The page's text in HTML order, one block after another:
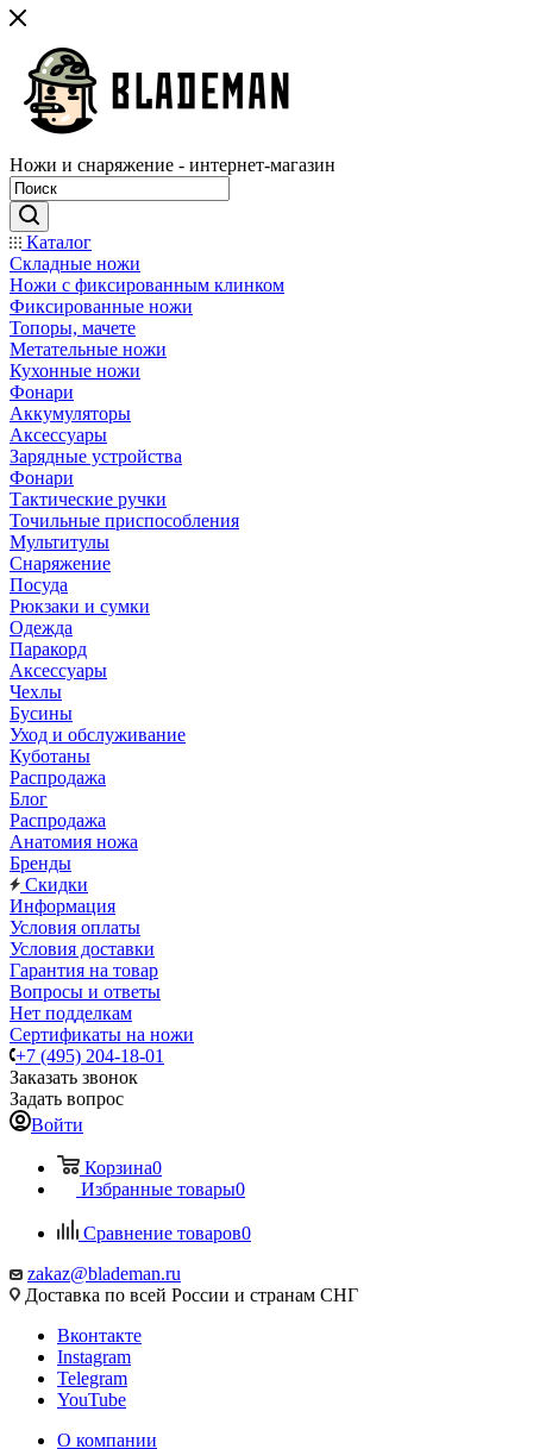
Ножи и снаряжение - интернет-магазин
Каталог
Складные ножи
Ножи с фиксированным клинком
Фиксированные ножи
Топоры, мачете
Метательные ножи
Кухонные ножи
Фонари
Аккумуляторы
Аксессуары
Зарядные устройства
Фонари
Тактические ручки
Точильные приспособления
Мультитулы
Снаряжение
Посуда
Рюкзаки и сумки
Одежда
Паракорд
Аксессуары
Чехлы
Бусины
Уход и обслуживание
Куботаны
Распродажа
Блог
Распродажа
Анатомия ножа
Бренды
Скидки
Информация
Условия оплаты
Условия доставки
Гарантия на товар
Вопросы и ответы
Нет подделкам
Сертификаты на ножи
+7 (495) 204-18-01
Заказать звонок
Задать вопрос
Войти
Корзина0
Избранные товары0
Сравнение товаров0
zakaz@blademan.ru
Доставка по всей России и странам СНГ
Вконтакте
Instagram
Telegram
YouTube
О компании